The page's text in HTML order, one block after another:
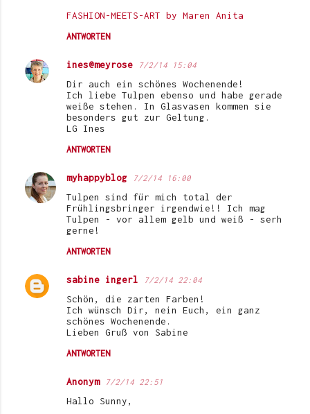
FASHION-MEETS-ART by Maren Anita
ANTWORTEN
ines@meyrose 7/2/14 15:04
Dir auch ein schönes Wochenende!
Ich liebe Tulpen ebenso und habe gerade
weiße stehen. In Glasvasen kommen sie
besonders gut zur Geltung.
LG Ines
ANTWORTEN
myhappyblog 7/2/14 16:00
Tulpen sind für mich total der
Frühlingsbringer irgendwie!! Ich mag
Tulpen - vor allem gelb und weiß - serh
gerne!
ANTWORTEN
sabine ingerl 7/2/14 22:04
Schön, die zarten Farben!
Ich wünsch Dir, nein Euch, ein ganz
schönes Wochenende.
Lieben Gruß von Sabine
ANTWORTEN
Anonym 7/2/14 22:51
Hallo Sunny,